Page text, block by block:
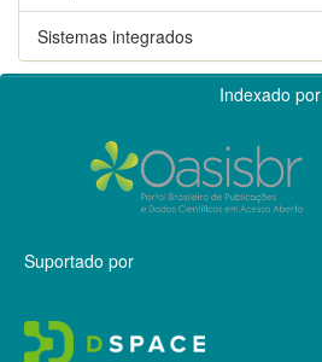
Sistemas integrados
Indexado por
Suportado por